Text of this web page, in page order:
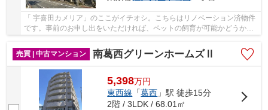
「 宇喜田カメリア」のここがイチオシ。こちらはリノベーション済物件
です。事前のお申し出をいただければ、ペットの飼育が可能かどうかご
売買 | 中古マンション
南葛西グリーンホームズⅡ
5,398万円
東西線 「葛西 」駅 徒歩15分
2階 / 3LDK / 68.01㎡